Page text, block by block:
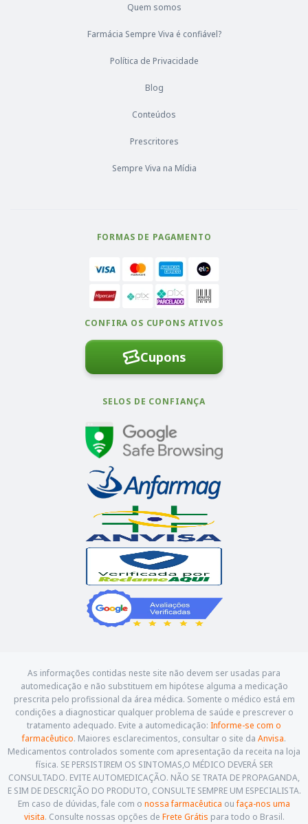
As informações contidas neste site não devem ser usadas para
automedicação e não substituem em hipótese alguma a medicação
prescrita pelo profissional da área médica. Somente o médico está em
condições a diagnosticar qualquer problema de saúde e prescrever o
tratamento adequado. Evite a automedicação: Informe-se com o
farmacêutico. Maiores esclarecimentos, consultar o site da Anvisa.
Medicamentos controlados somente com apresentação da receita na loja
física. SE PERSISTIREM OS SINTOMAS,O MÉDICO DEVERÁ SER
CONSULTADO. EVITE AUTOMEDICAÇÃO. NÃO SE TRATA DE PROPAGANDA,
E SIM DE DESCRIÇÃO DO PRODUTO, CONSULTE SEMPRE UM ESPECIALISTA.
Em caso de dúvidas, fale com o nossa farmacêutica oufaça-nos uma
visita. Consulte nossas opções de Frete Grátis para todo o Brasil.
Quem somos
Farmácia Sempre Viva é confiável?
Política de Privacidade
Blog
Conteúdos
Prescritores
Sempre Viva na Mídia
FORMAS DE PAGAMENTO
CONFIRA OS CUPONS ATIVOS
Cupons
SELOS DE CONFIANÇA